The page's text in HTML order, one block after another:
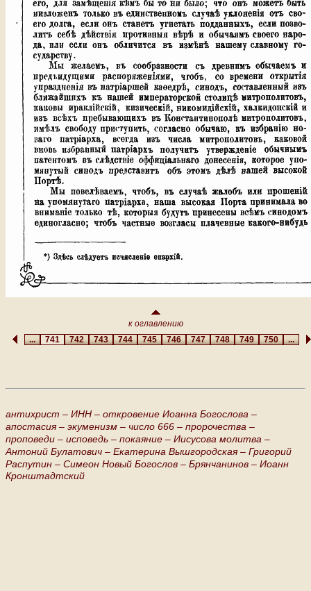
к оглавлению
... 741 742743744745746747748749750...
антихрист – ИНН – откровение Иоанна Богослова –
апостасия – экуменизм – число 666 – пророчества –
проповеди – исповедь – покаяние – Иисусова молитва –
Антоний Булатович – Екатерина Вышгородская – Григорий
Распутин – Симеон Новый Богослов – Брянчанинов – Иоанн
Кронштадтский